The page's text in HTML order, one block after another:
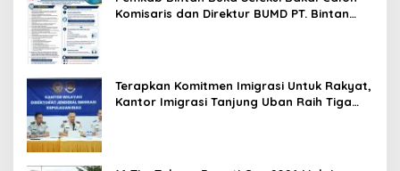
Komisaris dan Direktur BUMD PT. Bintan
Terapkan Komitmen Imigrasi Untuk Rakyat,
Kantor Imigrasi Tanjung Uban Raih Tiga